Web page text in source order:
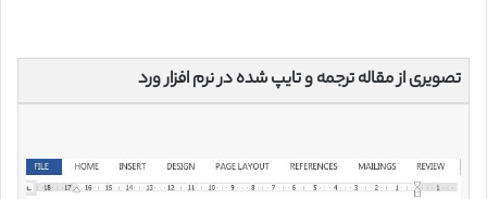
تصویری از مقاله ترجمه و تایپ شده در نرم افزار ورد